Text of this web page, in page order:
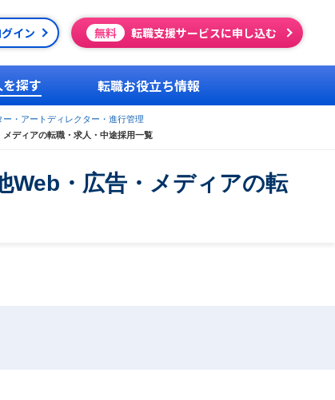
イン 無料 転職支援サービスに申し込む
探す 転職お役立ち情報
・アートディレクター・進行管理
ディアの転職・求人・中途採用一覧
Web・広告・メディアの転